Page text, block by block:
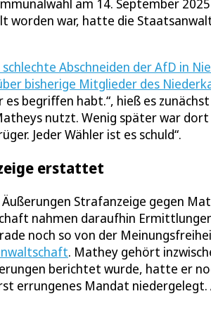
am 14. September
war, hatte die
Abschneiden der AfD in
bisherige Mitglieder des
begriffen habt.“, hieß es
nutzt. Wenig später war dort
Jeder Wähler ist es schuld“.
erstattet
Strafanzeige gegen
nahmen daraufhin
noch so von der
. Mathey gehört
berichtet wurde, hatte er
errungenes Mandat niedergelegt.